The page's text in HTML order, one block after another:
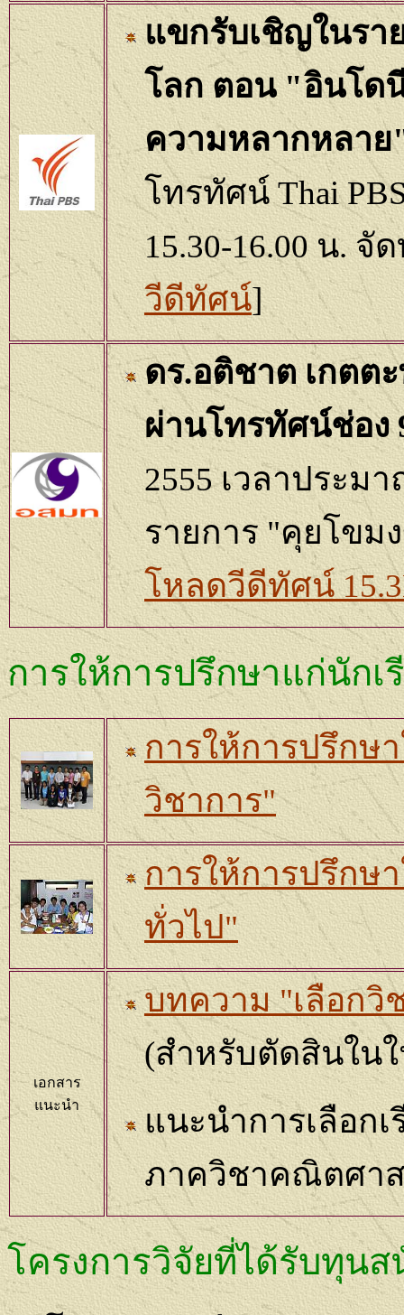
แขกรับเชิญในรา
โลก ตอน "อินโด
ความหลากหลา
โทรทัศน์ Thai
15.30-16.00 น.
วีดีทัศน์]
ดร.อติชาต เกตต
ผ่านโทรทัศน์ช่อง
2555 เวลาประม
รายการ "คุยโขม
โหลดวีดีทัศน์
การให้การปรึกษาแก่นักเ
การให้การปรึกษ
วิชาการ"
การให้การปรึกษ
ทั่วไป"
เอกสาร
แนะนำ
บทความ "เลือก
(สำหรับตัดสินในใ
แนะนำการเลือก
ภาควิชาคณิตศา
โครงการวิจัยที่ได้รับทุน